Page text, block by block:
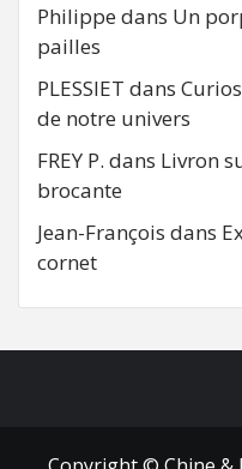
Philippe dans Un
pailles
PLESSIET dans
de notre univers
FREY P. dans Livron
brocante
Jean-François dans
cornet